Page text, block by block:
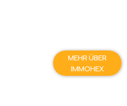
MEHR ÜBER
IMMOHEX